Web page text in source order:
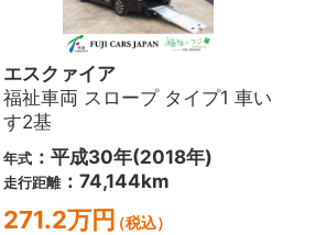
エスクァイア
福祉車両 スロープ タイプ1 車い
す2基
年式 ：平成30年(2018年)
走行距離：74,144km
271.2万円（税込）